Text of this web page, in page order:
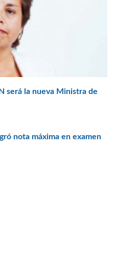
será la nueva Ministra de
nota máxima en examen